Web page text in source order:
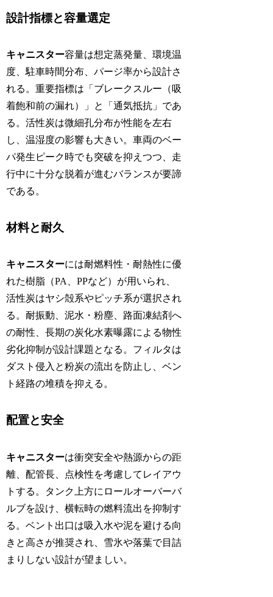
設計指標と容量選定
キャニスター容量は想定蒸発量、環境温
度、駐車時間分布、パージ率から設計さ
れる。重要指標は「ブレークスルー（吸
着飽和前の漏れ）」と「通気抵抗」であ
る。活性炭は微細孔分布が性能を左右
し、温湿度の影響も大きい。車両のベー
パ発生ピーク時でも突破を抑えつつ、走
行中に十分な脱着が進むバランスが要諦
である。
材料と耐久
キャニスターには耐燃料性・耐熱性に優
れた樹脂（PA、PPなど）が用いられ、
活性炭はヤシ殻系やピッチ系が選択され
る。耐振動、泥水・粉塵、路面凍結剤へ
の耐性、長期の炭化水素曝露による物性
劣化抑制が設計課題となる。フィルタは
ダスト侵入と粉炭の流出を防止し、ベン
ト経路の堆積を抑える。
配置と安全
キャニスターは衝突安全や熱源からの距
離、配管長、点検性を考慮してレイアウ
トする。タンク上方にロールオーバーバ
ルブを設け、横転時の燃料流出を抑制す
る。ベント出口は吸入水や泥を避ける向
きと高さが推奨され、雪氷や落葉で目詰
まりしない設計が望ましい。